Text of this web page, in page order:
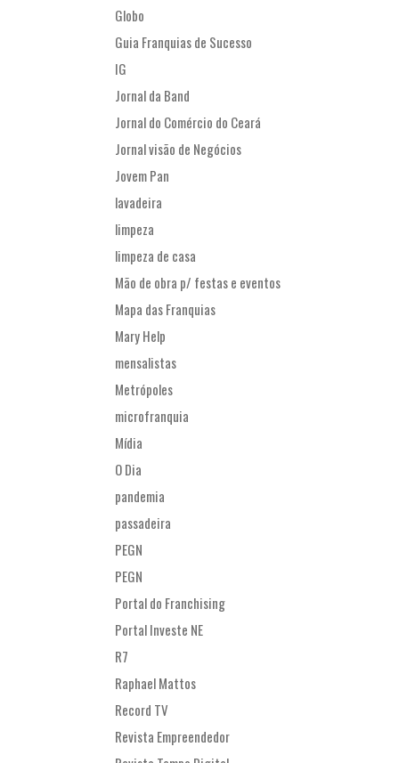
Globo
Guia Franquias de Sucesso
IG
Jornal da Band
Jornal do Comércio do Ceará
Jornal visão de Negócios
Jovem Pan
lavadeira
limpeza
limpeza de casa
Mão de obra p/ festas e eventos
Mapa das Franquias
Mary Help
mensalistas
Metrópoles
microfranquia
Mídia
O Dia
pandemia
passadeira
PEGN
PEGN
Portal do Franchising
Portal Investe NE
R7
Raphael Mattos
Record TV
Revista Empreendedor